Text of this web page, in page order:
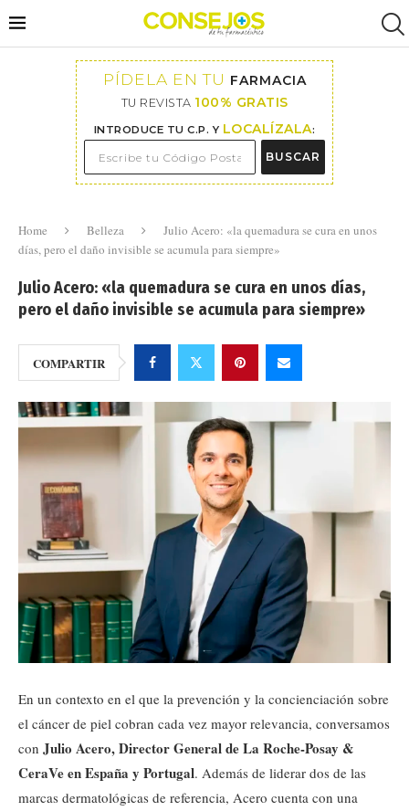
PÍDELA EN TU FARMACIA
TU REVISTA 100% GRATIS
INTRODUCE TU C.P. Y LOCALÍZALA:
BUSCAR
Home Belleza
Julio Acero: «la quemadura se cura en unos
días, pero el daño invisible se acumula para siempre»
Julio Acero: «la quemadura se cura en unos días,
pero el daño invisible se acumula para siempre»
COMPARTIR
En un contexto en el que la prevención y la concienciación sobre
el cáncer de piel cobran cada vez mayor relevancia, conversamos
con Julio Acero, Director General de La Roche-Posay &
CeraVe en España y Portugal. Además de liderar dos de las
marcas dermatológicas de referencia, Acero cuenta con una